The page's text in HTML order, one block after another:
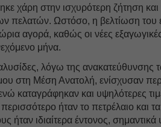
χάρη στην ισχυρότερη ζήτηση και
πελατών. Ωστόσο, η βελτίωση του
αγορά, καθώς οι νέες
μήνα.
αλυσίδες, λόγω της
στη Μέση Ανατολή, ενίσχυσαν
καταγράφηκαν και υψηλότερες
ήταν το πετρέλαιο και
ήταν ιδιαίτερα έντονος, σημαντικά